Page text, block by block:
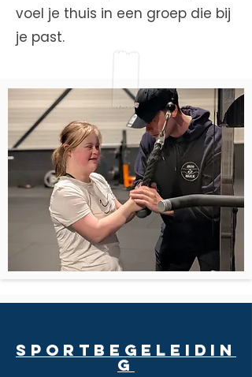
voel je thuis in een groep die bij
je past.
SportBegeleidin
g